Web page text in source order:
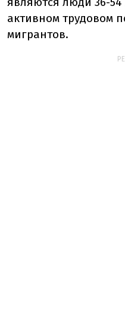
активном трудовом
мигрантов.